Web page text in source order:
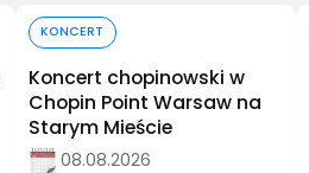
KONCERT
Koncert chopinowski w
Chopin Point Warsaw na
Starym Mieście
08.08.2026